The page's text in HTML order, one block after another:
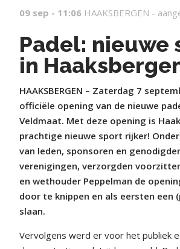
09 sep - 11:06 HAAKSBERGEN -
Padel: nieuwe
in
HAAKSBERGEN – Zaterdag 7
officiële opening van de nieuwe
Veldmaat. Met deze opening is
prachtige nieuwe sport rijker!
van leden, sponsoren en
verenigingen, verzorgden
en wethouder Peppelman de
door te knippen en als eersten een
slaan.
Vervolgens werd er voor het publiek